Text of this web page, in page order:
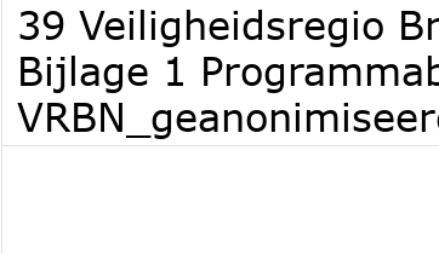
39 Veiligheidsregio
Bijlage 1